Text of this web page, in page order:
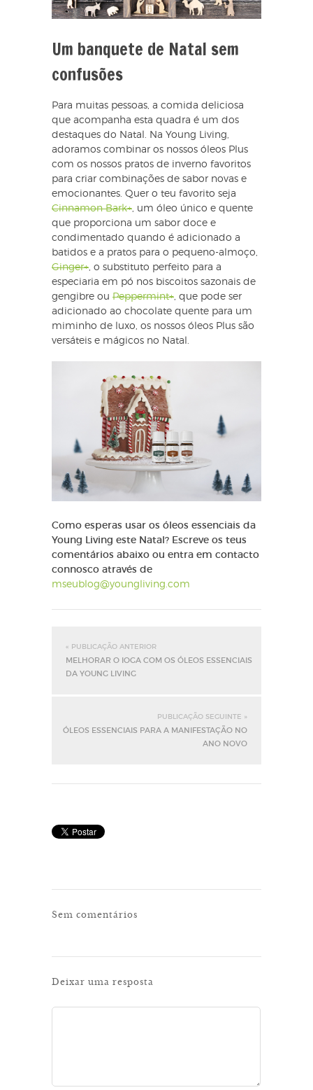
Um banquete de Natal sem
confusões
Para muitas pessoas, a comida deliciosa
que acompanha esta quadra é um dos
destaques do Natal. Na Young Living,
adoramos combinar os nossos óleos Plus
com os nossos pratos de inverno favoritos
para criar combinações de sabor novas e
emocionantes. Quer o teu favorito seja
Cinnamon Bark+, um óleo único e quente
que proporciona um sabor doce e
condimentado quando é adicionado a
batidos e a pratos para o pequeno-almoço,
Ginger+, o substituto perfeito para a
especiaria em pó nos biscoitos sazonais de
gengibre ou Peppermint+, que pode ser
adicionado ao chocolate quente para um
miminho de luxo, os nossos óleos Plus são
versáteis e mágicos no Natal.
Como esperas usar os óleos essenciais da
Young Living este Natal? Escreve os teus
comentários abaixo ou entra em contacto
connosco através de
mseublog@youngliving.com
« PUBLICAÇÃO ANTERIOR
MELHORAR O IOGA COM OS ÓLEOS ESSENCIAIS
DA YOUNG LIVING
PUBLICAÇÃO SEGUINTE »
ÓLEOS ESSENCIAIS PARA A MANIFESTAÇÃO NO
ANO NOVO
Sem comentários
Deixar uma resposta